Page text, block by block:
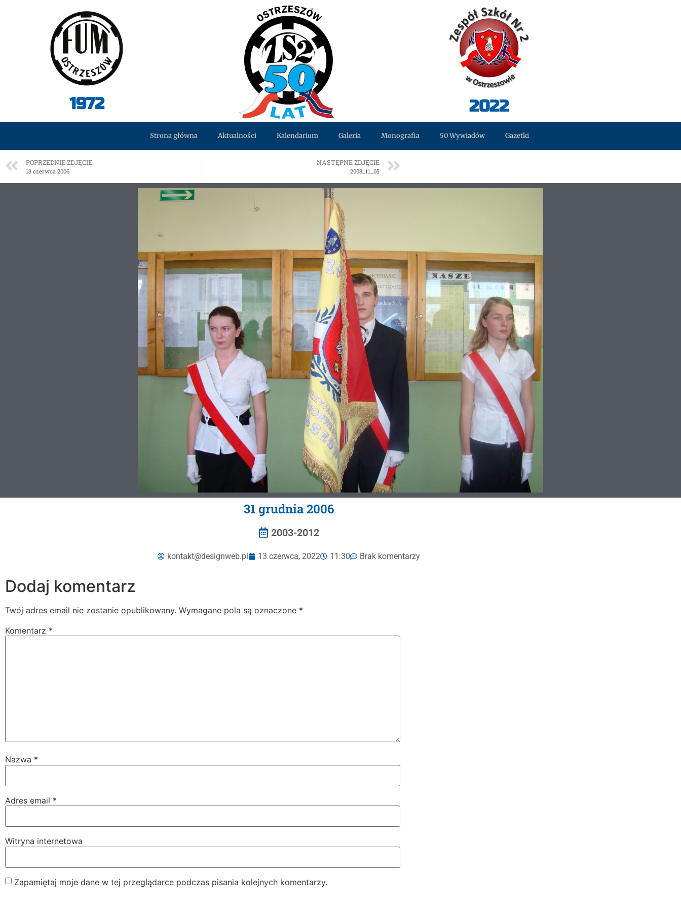
1972 2022
Strona główna Aktualności Kalendarium Galeria Monografia 50 Wywiadów Gazetki
POPRZEDNIE ZDJĘCIE
13 czerwca 2006
NASTĘPNE ZDJĘCIE
2008_11_05
31 ‎grudnia ‎2006
2003-2012
kontakt@designweb.pl 13 czerwca, 2022 11:30 Brak komentarzy
Dodaj komentarz
Twój adres email nie zostanie opublikowany. Wymagane pola są oznaczone *
Komentarz *
Nazwa *
Adres email *
Witryna internetowa
Zapamiętaj moje dane w tej przeglądarce podczas pisania kolejnych komentarzy.